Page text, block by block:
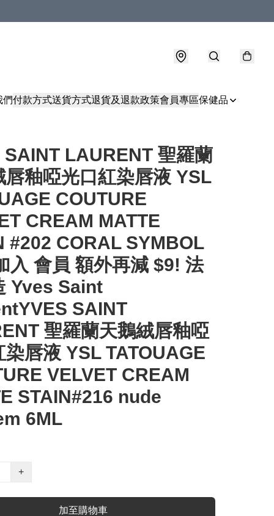
們付款方式送貨方式退貨及退款政策會員專區保健品
SAINT LAURENT 聖羅蘭
唇釉啞光口紅染唇液 YSL
COUTURE
CREAM MATTE
#202 CORAL SYMBOL
入 會員 額外再減 $9! 法
Yves Saint
SAINT
聖羅蘭天鵝絨唇釉啞
染唇液 YSL TATOUAGE
VELVET CREAM
STAIN#216 nude
6ML
+
加至購物車